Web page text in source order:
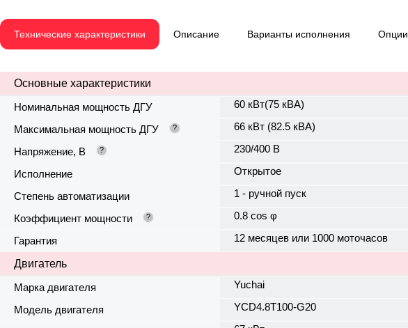
Технические характеристики Описание Варианты исполнения Опции
Основные характеристики
Номинальная мощность ДГУ
60 кВт(75 кВА)
Максимальная мощность ДГУ ? 66 кВт (82.5 кВА)
Напряжение, В ? 230/400 В
Исполнение Открытое
Степень автоматизации 1 - ручной пуск
Коэффициент мощности ? 0.8 cos φ
Гарантия 12 месяцев или 1000 моточасов
Двигатель
Марка двигателя
Yuchai
Модель двигателя YCD4.8T100-G20